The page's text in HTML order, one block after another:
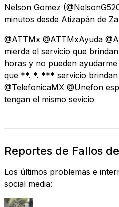
Nelson Gomez
minutos desde Atizapán de
@ATTMx @ATTMxAyuda
mierda el servicio que
horas y no pueden
que **. *. *** servicio brindan
@TelefonicaMX @Unefon
tengan el mismo sevicio
Reportes de Fallos
Los últimos problemas e
social media: